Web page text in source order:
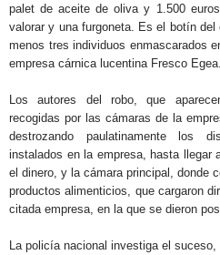
palet de aceite de oliva y 1.500
valorar y una furgoneta. Es el botín del
menos tres individuos enmascarados
empresa cárnica lucentina Fresco Egea.
Los autores del robo, que
recogidas por las cámaras de la
destrozando paulatinamente los
instalados en la empresa, hasta llegar
el dinero, y la cámara principal, donde
productos alimenticios, que cargaron
citada empresa, en la que se dieron
La policía nacional investiga el